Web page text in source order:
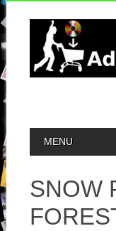
MAIN
MENU
SNOW